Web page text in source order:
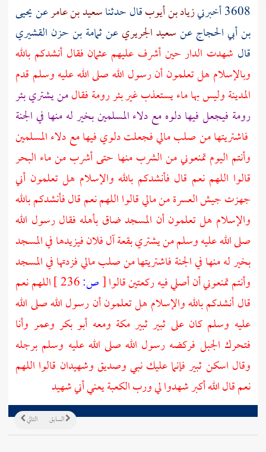
3608 أخبرني زياد بن أيوبقال حدثناسعيد بن عامرعنيحيى
بن أبي الحجاجعنسعيد الجريريعنثمامة بن حزن القشيري
قال شهدت الدار حين أشرف عليهم عثمان فقال أنشدكم بالله
وبالإسلام هل تعلمون أن رسول الله صلى الله عليه وسلم قدم
المدينةوليس بها ماء يستعذب غيربئر رومةفقالمن يشتريبئر
رومة فيجعل فيها دلوه مع دلاء المسلمين بخير له منها في الجنة
فاشتريتها من صلب مالي فجعلت دلوي فيها مع دلاء المسلمين
وأنتم اليوم تمنعوني من الشرب منها حتى أشرب من ماء البحر
قالوا اللهم نعم قال فأنشدكم بالله والإسلام هل تعلمون أني
جهزت جيش العسرة من مالي قالوا اللهم نعم قال فأنشدكم بالله
والإسلام هل تعلمون أن المسجد ضاق بأهله فقال رسول الله
صلى الله عليه وسلم من يشتري بقعة آل فلان فيزيدها في المسجد
بخير له منها في الجنة فاشتريتها من صلب مالي فزدتها في المسجد
وأنتم تمنعوني أن أصلي فيه ركعتين قالوا[ص:
اللهم نعم
قال أنشدكم بالله والإسلام هل تعلمون أن رسول الله صلى الله
عليه وسلم كان على ثبير ثبيرمكة ومعه أبو بكر وعمر وأنا
فتحرك الجبل فركضه رسول الله صلى الله عليه وسلم برجله
وقال اسكنثبيرفإنما عليك نبي وصديق وشهيدان قالوا اللهم
نعم قال الله أكبر شهدوا لي وربالكعبةيعني أني شهيد
التالي السابق